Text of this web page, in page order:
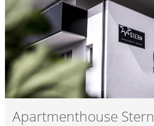
Apartmenthouse Stern